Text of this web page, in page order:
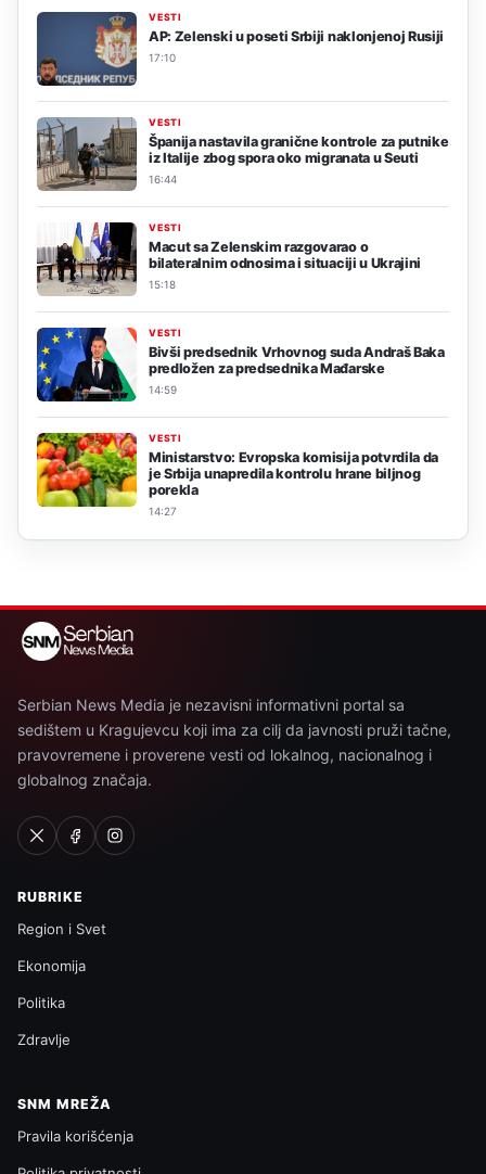
VESTI
AP: Zelenski u poseti Srbiji naklonjenoj Rusiji
17:10
VESTI
Španija nastavila granične kontrole za putnike
iz Italije zbog spora oko migranata u Seuti
16:44
VESTI
Macut sa Zelenskim razgovarao o
bilateralnim odnosima i situaciji u Ukrajini
15:18
VESTI
Bivši predsednik Vrhovnog suda Andraš Baka
predložen za predsednika Mađarske
14:59
VESTI
Ministarstvo: Evropska komisija potvrdila da
je Srbija unapredila kontrolu hrane biljnog
porekla
14:27
Serbian News Media je nezavisni informativni portal sa
sedištem u Kragujevcu koji ima za cilj da javnosti pruži tačne,
pravovremene i proverene vesti od lokalnog, nacionalnog i
globalnog značaja.
RUBRIKE
Region i Svet
Ekonomija
Politika
Zdravlje
SNM MREŽA
Pravila korišćenja